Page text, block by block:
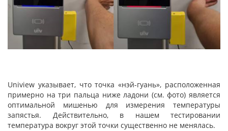
Uniview указывает, что точка «нэй-гуань», расположенная
примерно на три пальца ниже ладони (см. фото) является
оптимальной мишенью для измерения температуры
запястья. Действительно, в нашем тестировании
температура вокруг этой точки существенно не менялась.